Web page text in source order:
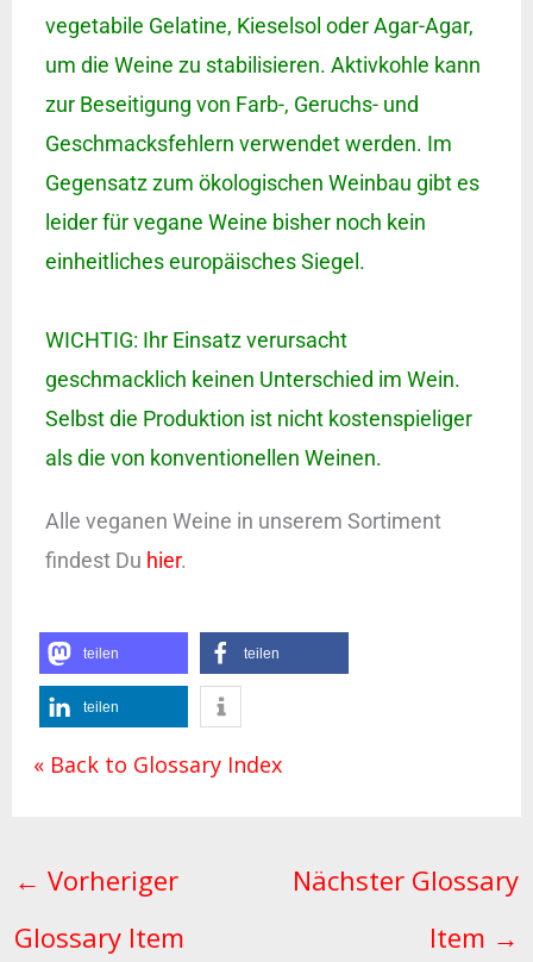
vegetabile Gelatine, Kieselsol oder Agar-Agar,
um die Weine zu stabilisieren. Aktivkohle kann
zur Beseitigung von Farb-, Geruchs- und
Geschmacksfehlern verwendet werden. Im
Gegensatz zum ökologischen Weinbau gibt es
leider für vegane Weine bisher noch kein
einheitliches europäisches Siegel.
WICHTIG: Ihr Einsatz verursacht
geschmacklich keinen Unterschied im Wein.
Selbst die Produktion ist nicht kostenspieliger
als die von konventionellen Weinen.
Alle veganen Weine in unserem Sortiment
findest Du hier.
teilen teilen
teilen
« Back to Glossary Index
← Vorheriger
Glossary Item
Nächster Glossary
Item →